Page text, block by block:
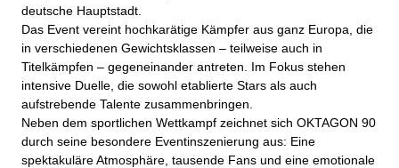
deutsche Hauptstadt.
Das Event vereint hochkarätige Kämpfer aus ganz Europa, die
in verschiedenen Gewichtsklassen – teilweise auch in
Titelkämpfen – gegeneinander antreten. Im Fokus stehen
intensive Duelle, die sowohl etablierte Stars als auch
aufstrebende Talente zusammenbringen.
Neben dem sportlichen Wettkampf zeichnet sich OKTAGON 90
durch seine besondere Eventinszenierung aus: Eine
spektakuläre Atmosphäre, tausende Fans und eine emotionale